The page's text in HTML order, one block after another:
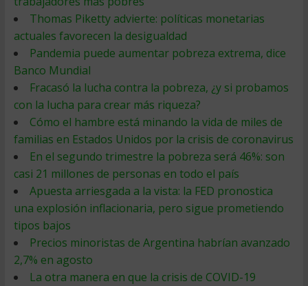
Thomas Piketty advierte: políticas monetarias
actuales favorecen la desigualdad
Pandemia puede aumentar pobreza extrema, dice
Banco Mundial
Fracasó la lucha contra la pobreza, ¿y si probamos
con la lucha para crear más riqueza?
Cómo el hambre está minando la vida de miles de
familias en Estados Unidos por la crisis de coronavirus
En el segundo trimestre la pobreza será 46%: son
casi 21 millones de personas en todo el país
Apuesta arriesgada a la vista: la FED pronostica
una explosión inflacionaria, pero sigue prometiendo
tipos bajos
Precios minoristas de Argentina habrían avanzado
2,7% en agosto
La otra manera en que la crisis de COVID-19